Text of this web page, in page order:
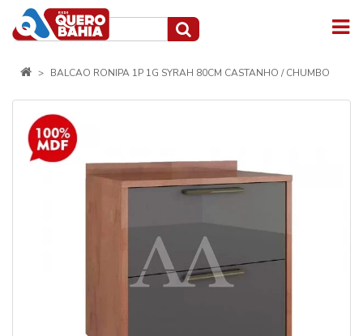
BALCAO RONIPA 1P 1G SYRAH 80CM CASTANHO / CHUMBO